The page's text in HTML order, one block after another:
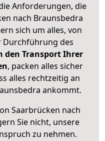
Anforderungen, die
nach Braunsbedra
sich um alles, von
Durchführung des
den Transport Ihrer
, packen alles sicher
alles rechtzeitig an
ankommt.
Saarbrücken nach
Sie nicht, unsere
zu nehmen.